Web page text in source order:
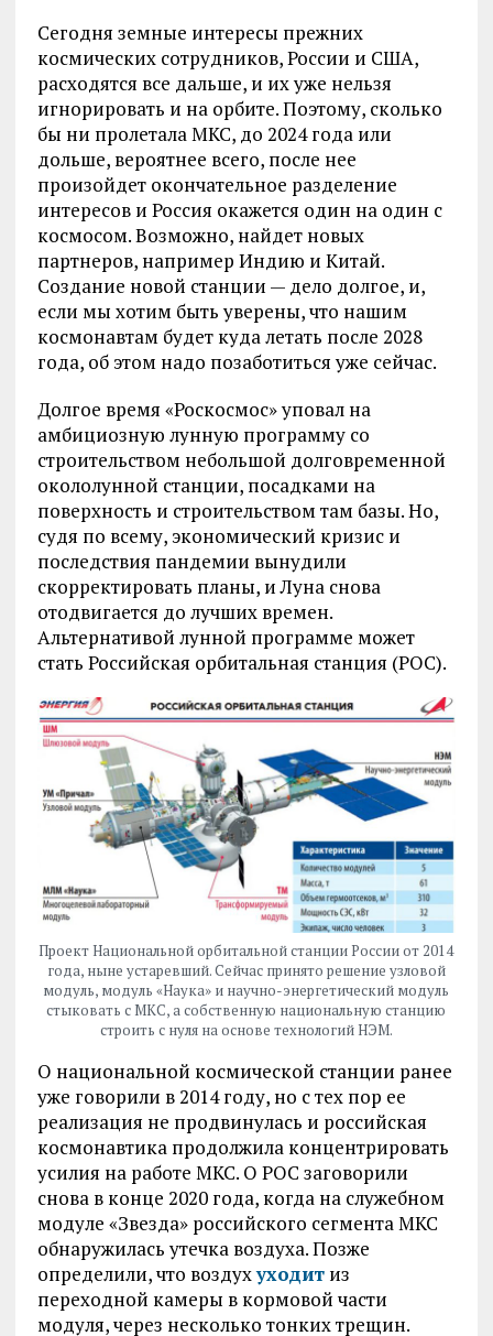
Сегодня земные интересы прежних
космических сотрудников, России и США,
расходятся все дальше, и их уже нельзя
игнорировать и на орбите. Поэтому, сколько
бы ни пролетала МКС, до 2024 года или
дольше, вероятнее всего, после нее
произойдет окончательное разделение
интересов и Россия окажется один на один с
космосом. Возможно, найдет новых
партнеров, например Индию и Китай.
Создание новой станции — дело долгое, и,
если мы хотим быть уверены, что нашим
космонавтам будет куда летать после 2028
года, об этом надо позаботиться уже сейчас.
Долгое время «Роскосмос» уповал на
амбициозную лунную программу со
строительством небольшой долговременной
окололунной станции, посадками на
поверхность и строительством там базы. Но,
судя по всему, экономический кризис и
последствия пандемии вынудили
скорректировать планы, и Луна снова
отодвигается до лучших времен.
Альтернативой лунной программе может
стать Российская орбитальная станция (РОС).
Проект Национальной орбитальной станции России от 2014
года, ныне устаревший. Сейчас принято решение узловой
модуль, модуль «Наука» и научно-энергетический модуль
стыковать с МКС, а собственную национальную станцию
строить с нуля на основе технологий НЭМ.
О национальной космической станции ранее
уже говорили в 2014 году, но с тех пор ее
реализация не продвинулась и российская
космонавтика продолжила концентрировать
усилия на работе МКС. О РОС заговорили
снова в конце 2020 года, когда на служебном
модуле «Звезда» российского сегмента МКС
обнаружилась утечка воздуха. Позже
определили, что воздухуходитиз
переходной камеры в кормовой части
модуля, через несколько тонких трещин.